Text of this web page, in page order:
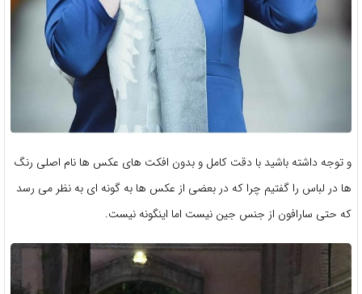
و توجه داشته باشید با دقت کامل و بدون افکت های عکس ها نام اصلی رنگ
ها در لباس را گفتیم چرا که در بعضی از عکس ها به گونه ای به نظر می رسد
که حتی سارافون از جنس جین نیست اما اینگونه نیست.